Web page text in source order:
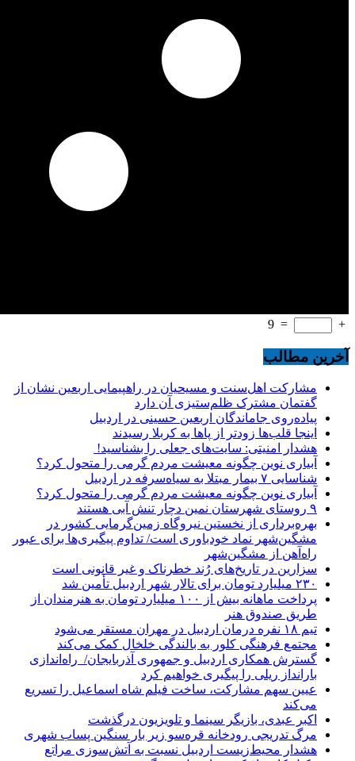
+
=
9
آخرین مطالب
مشارکت اهل‌سنت و مسیحیان در راهپیمایی اربعین نشان از
گفتمان مشترک ظلم‌ستیزی آن دارد
پیاده‌روی جاماندگان اربعین حسینی در اردبیل
اینجا قلب‌ها زودتر از پاها به کربلا رسیدند
هشدار امنیتی: سایت‌های جعلی را بشناسید!
آبیاری نوین چگونه معیشت مردم گرمی را متحول کرد؟
شناسایی ۷ بیمار مبتلا به سیاه‌سرفه در اردبیل
آبیاری نوین چگونه معیشت مردم گرمی را متحول کرد؟
۹ روستای شهرستان نمین دچار تنش آبی هستند
بهره‌برداری از نخستین نیروگاه زمین‌گرمایی کشور در
مشگین‌شهر نماد خودباوری است/ تداوم پیگیری‌ها برای عبور
راه‌آهن از مشگین‌شهر
سزارین در تاریخ‌های رُند خطرناک و غیر قانونی است
۲۳۰ میلیارد تومان برای تالار شهر اردبیل تأمین شد
پرداخت ماهانه بیش از ۱۰۰ میلیارد تومان به هنرمندان از
طریق صندوق هنر
تیم ۱۸ نفره درمان اردبیل در مهران مستقر می‌شود
مجتمع فرهنگی کلور به بالندگی خلخال کمک می‌کند
گسترش همکاری اردبیل و جمهوری آذربایجان/ راه‌اندازی
بارانداز ریلی را پیگیری خواهیم کرد
عیین سهم مشارکت، ساخت فیلم شاه‌ اسماعیل را تسریع
می‌کند
اکبر عبدی، بازیگر سینما و تلویزیون درگذشت
مرگ تدریجی رودخانه قره‌سو زیر بار سنگین پساب شهری
هشدار محیط‌زیست اردبیل نسبت به آتش‌سوزی مراتع